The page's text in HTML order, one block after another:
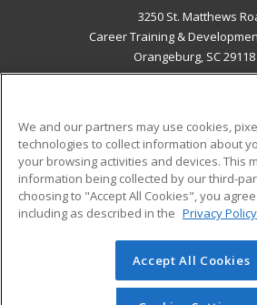
3250 St. Matthews
Career Training &
Orangeburg, SC 29118
ADDITIONAL
Military
Financial Assistance
Help
Student
© 2026 ed2go, a division of Cengage
reserved. The material on this site
We and our partners may use cookies,
technologies to collect information about
your browsing activities and devices. This
information being collected by our third-
choosing to "Accept All Cookies", you
including as described in the Privacy Policy
Accept All Cookies